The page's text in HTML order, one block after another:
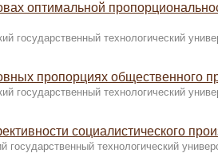
оптимальной
государственный технологический
пропорциях общественного
государственный технологический
социалистического
государственный технологический